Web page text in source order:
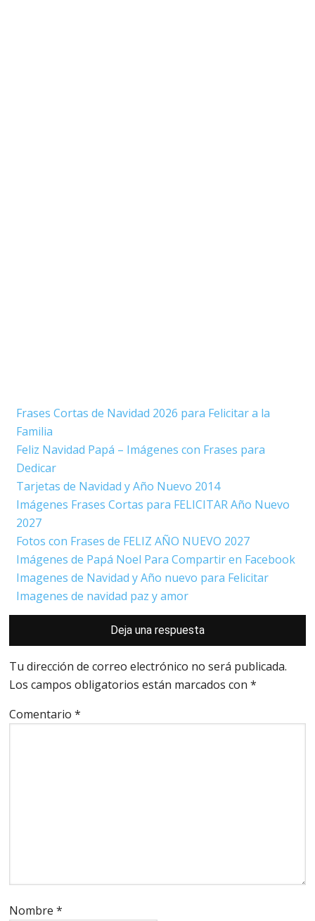
Frases Cortas de Navidad 2026 para Felicitar a la
Familia
Feliz Navidad Papá – Imágenes con Frases para
Dedicar
Tarjetas de Navidad y Año Nuevo 2014
Imágenes Frases Cortas para FELICITAR Año Nuevo
2027
Fotos con Frases de FELIZ AÑO NUEVO 2027
Imágenes de Papá Noel Para Compartir en Facebook
Imagenes de Navidad y Año nuevo para Felicitar
Imagenes de navidad paz y amor
los
lectores
Deja una respuesta
Tu dirección de correo electrónico no será publicada.
Los campos obligatorios están marcados con*
Comentario*
Nombre*